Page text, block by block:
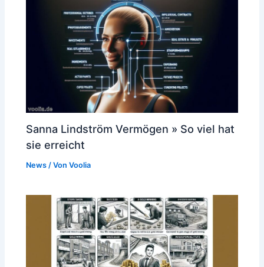
Sanna Lindström Vermögen » So viel hat
sie erreicht
News / VonVoolia